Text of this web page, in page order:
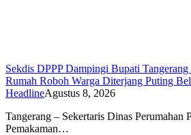
Sekdis DPPP Dampingi Bupati
Rumah Roboh Warga Diterjang Puting
HeadlineAgustus 8, 2026
Tangerang – Sekertaris Dinas Perumahan
Pemakaman…